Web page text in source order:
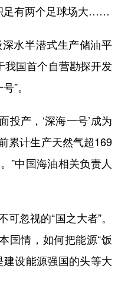
福建 江西
湖北 湖南
海南 重庆
云南
青海 宁夏
黑龙江
Français عربى
日本語 한국어
足有两个足球场大……
水半潜式生产储油平
国首个自营勘探开发
”。
产，‘深海一号’成为
累计生产天然气超169
”中国海油相关负责人
忽视的“国之大者”。
国情，如何把能源“饭
设能源强国的头等大